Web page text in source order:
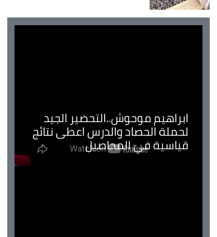
ابراهيم موحوش..التحضير الجيد
لحملة الحصاد والدرس اعطى نتائج
قياسية في المحاصيل